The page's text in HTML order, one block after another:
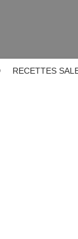
RECETTES